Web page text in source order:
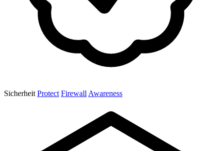
Sicherheit Protect Firewall Awareness